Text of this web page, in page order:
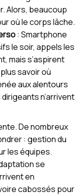
Alors, beaucoup
où le corps lâche.
: Smartphone
le soir, appels les
mais s’aspirent
savoir où
aux alentours
n’arrivent
De nombreux
: gestion du
les équipes.
se
en
cabossés pour